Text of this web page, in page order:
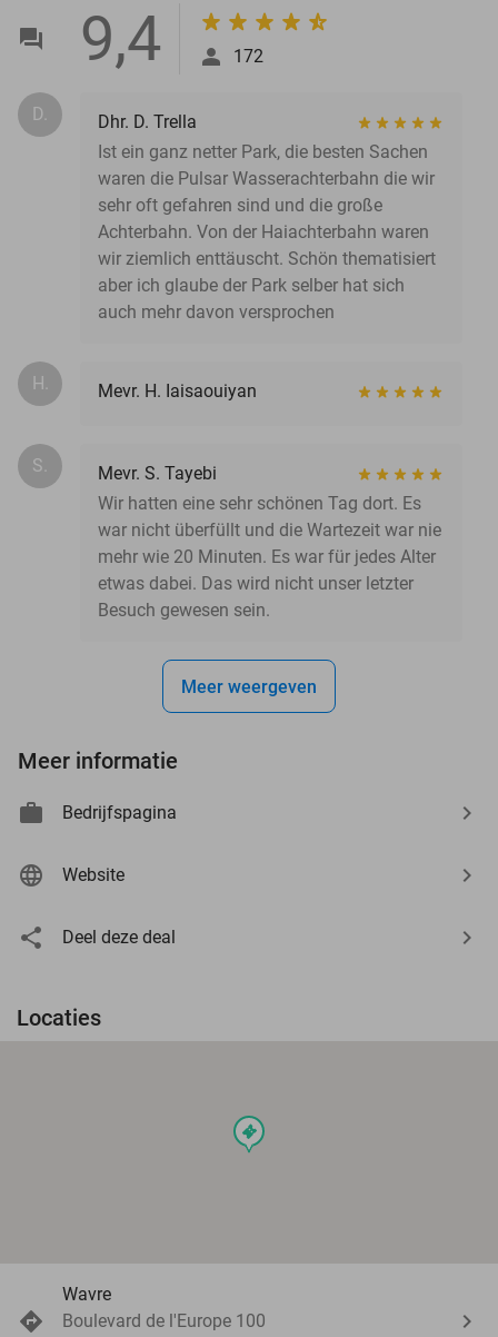
9,4 172
D.
Dhr. D. Trella
Ist ein ganz netter Park, die besten Sachen
waren die Pulsar Wasserachterbahn die wir
sehr oft gefahren sind und die große
Achterbahn. Von der Haiachterbahn waren
wir ziemlich enttäuscht. Schön thematisiert
aber ich glaube der Park selber hat sich
auch mehr davon versprochen
H. Mevr. H. Iaisaouiyan
S.
Mevr. S. Tayebi
Wir hatten eine sehr schönen Tag dort. Es
war nicht überfüllt und die Wartezeit war nie
mehr wie 20 Minuten. Es war für jedes Alter
etwas dabei. Das wird nicht unser letzter
Besuch gewesen sein.
Meer weergeven
Meer informatie
Bedrijfspagina
Website
Deel deze deal
Locaties
events
Wavre
Boulevard de l'Europe 100